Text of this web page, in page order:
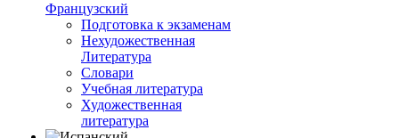
Французский
Подготовка к экзаменам
Нехудожественная
Литература
Словари
Учебная литература
Художественная
литература